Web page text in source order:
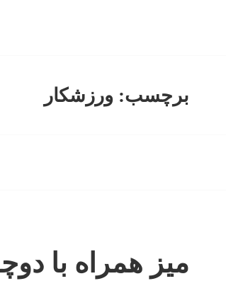
برچسب: ورزشکار